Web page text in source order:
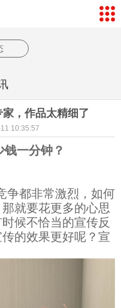
，作品太精细了
10:35:57
钱一分钟？
争都非常激烈，如何
就要花更多的心思
候不恰当的宣传反
的效果更好呢？宣